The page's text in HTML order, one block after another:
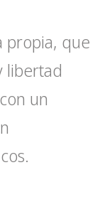
propia, que
libertad
un